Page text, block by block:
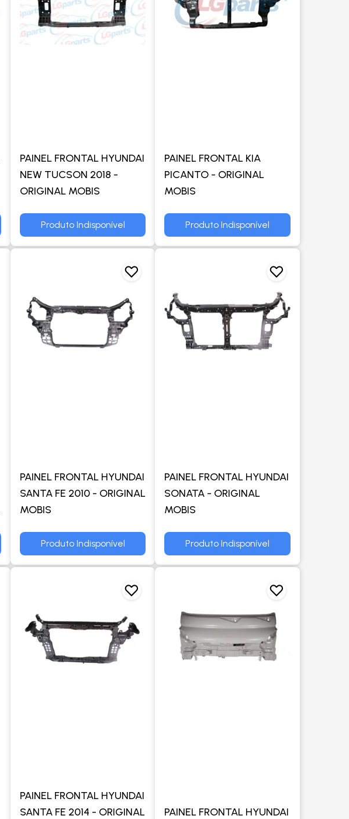
PAINEL FRONTAL HYUNDAI
NEW TUCSON 2018 -
ORIGINAL MOBIS
Produto Indisponível
PAINEL FRONTAL KIA
PICANTO - ORIGINAL
MOBIS
Produto Indisponível
PAINEL FRONTAL HYUNDAI
SANTA FE 2010 - ORIGINAL
MOBIS
Produto Indisponível
PAINEL FRONTAL HYUNDAI
SONATA - ORIGINAL
MOBIS
Produto Indisponível
PAINEL FRONTAL HYUNDAI
SANTA FE 2014 - ORIGINAL
PAINEL FRONTAL HYUNDAI